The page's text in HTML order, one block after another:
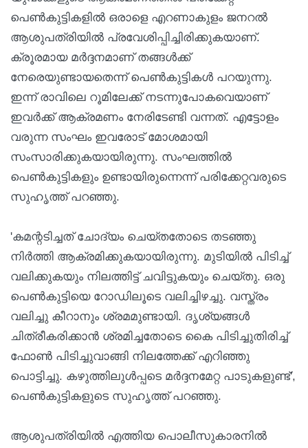
പെണ്‍കുട്ടികളില്‍ ഒരാളെ എറണാകുളം ജനറല്‍
ആശുപത്രിയില്‍ പ്രവേശിപ്പിച്ചിരിക്കുകയാണ്.
ക്രൂരമായ മര്‍ദ്ദനമാണ് തങ്ങള്‍ക്ക്
നേരെയുണ്ടായതെന്ന് പെണ്‍കുട്ടികള്‍ പറയുന്നു.
ഇന്ന് രാവിലെ റൂമിലേക്ക് നടന്നുപോകവെയാണ്
ഇവര്‍ക്ക് ആക്രമണം നേരിടേണ്ടി വന്നത്. എട്ടോളം
വരുന്ന സംഘം ഇവരോട് മോശമായി
സംസാരിക്കുകയായിരുന്നു. സംഘത്തില്‍
പെണ്‍കുട്ടികളും ഉണ്ടായിരുന്നെന്ന് പരിക്കേറ്റവരുടെ
സുഹൃത്ത് പറഞ്ഞു.
'കമന്റടിച്ചത് ചോദ്യം ചെയ്തതോടെ തടഞ്ഞു
നിര്‍ത്തി ആക്രമിക്കുകയായിരുന്നു. മുടിയില്‍ പിടിച്ച്
വലിക്കുകയും നിലത്തിട്ട് ചവിട്ടുകയും ചെയ്തു. ഒരു
പെണ്‍കുട്ടിയെ റോഡിലൂടെ വലിച്ചിഴച്ചു. വസ്ത്രം
വലിച്ചു കീറാനും ശ്രമമുണ്ടായി. ദൃശ്യങ്ങള്‍
ചിത്രീകരിക്കാന്‍ ശ്രമിച്ചതോടെ കൈ പിടിച്ചുതിരിച്ച്
ഫോണ്‍ പിടിച്ചുവാങ്ങി നിലത്തേക്ക് എറിഞ്ഞു
പൊട്ടിച്ചു. കഴുത്തിലുള്‍പ്പടെ മര്‍ദ്ദനമേറ്റ പാടുകളുണ്ട്',
പെണ്‍കുട്ടികളുടെ സുഹൃത്ത് പറഞ്ഞു.
ആശുപത്രിയില്‍ എത്തിയ പൊലീസുകാരനില്‍